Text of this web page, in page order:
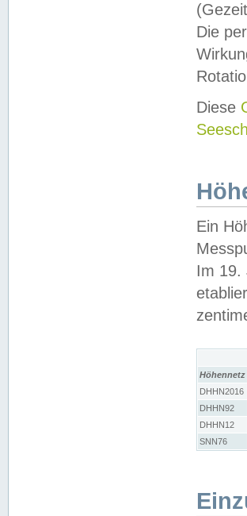
Die
Diese
Ein
Im 19.
Höhennetz
DHHN2016
DHHN92
DHHN12
SNN76